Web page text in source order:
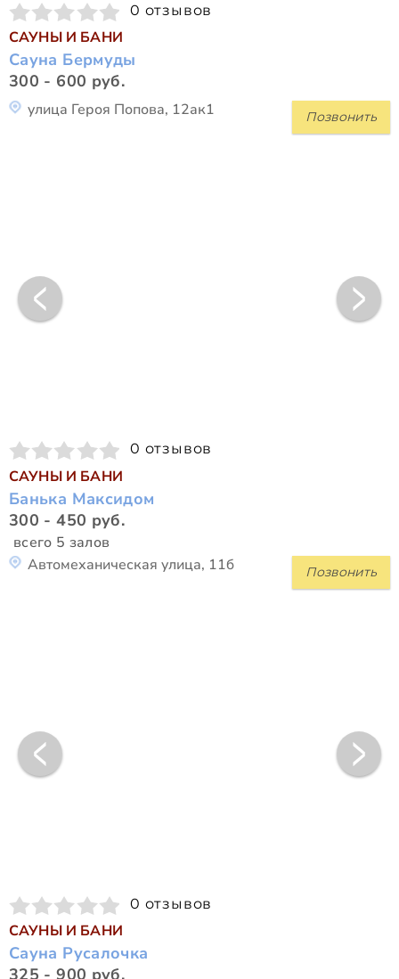
0 отзывов
САУНЫ И БАНИ
Сауна Бермуды
300 - 600 руб.
Позвонить
улица Героя Попова, 12ак1
0 отзывов
САУНЫ И БАНИ
Банька Максидом
300 - 450 руб.
всего 5 залов
Позвонить
Автомеханическая улица, 11б
0 отзывов
САУНЫ И БАНИ
Сауна Русалочка
325 - 900 руб.